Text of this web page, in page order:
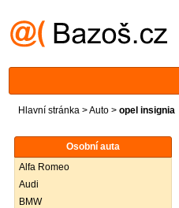
Hlavní stránka >Auto > opel insignia
Osobní auta
Alfa Romeo
Audi
BMW